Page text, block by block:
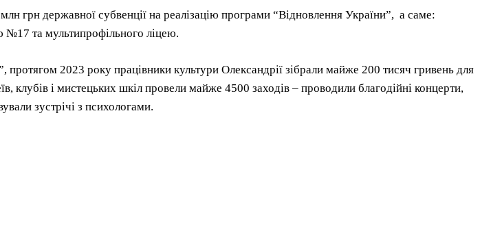
грн державної субвенції на реалізацію програми “Відновлення України”, а саме:
№17 та мультипрофільного ліцею.
2023 року працівники культури Олександрії зібрали майже 200 тисяч гривень для
клубів і мистецьких шкіл провели майже 4500 заходів – проводили благодійні концерти,
зустрічі з психологами.